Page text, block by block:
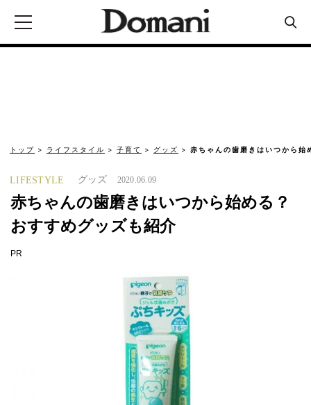
トップ ライフスタイル 子育て グッズ 赤ちゃんの歯磨きはいつから始
LIFESTYLE グッズ 2020.06.09
赤ちゃんの歯磨きはいつから始める？
おすすめグッズも紹介
PR